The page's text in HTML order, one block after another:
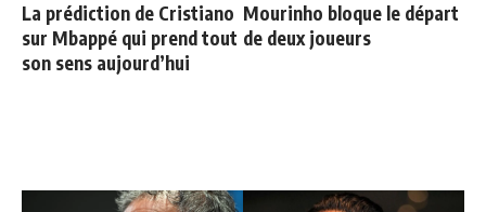
La prédiction de Cristiano
sur Mbappé qui prend tout
son sens aujourd’hui
Mourinho bloque le départ
de deux joueurs